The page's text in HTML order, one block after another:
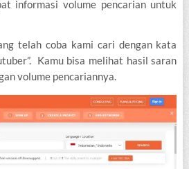
informasi volume pencarian untuk
telah coba kami cari dengan kata
Kamu bisa melihat hasil saran
volume pencariannya.